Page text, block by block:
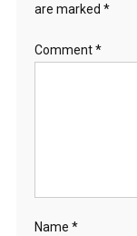
are marked *
Comment*
Name *